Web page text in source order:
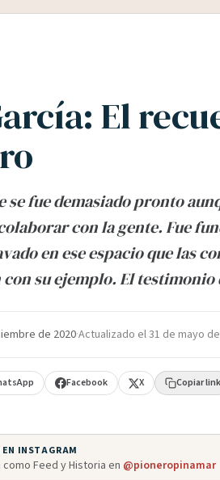
El
se fue demasiado pronto
con la gente. Fue
en ese espacio que las
su ejemplo. El testimonio
de 2020·Actualizado el31 de mayo
Facebook X Copiar link
INSTAGRAM
como Feed y Historia en @pioneropinamar